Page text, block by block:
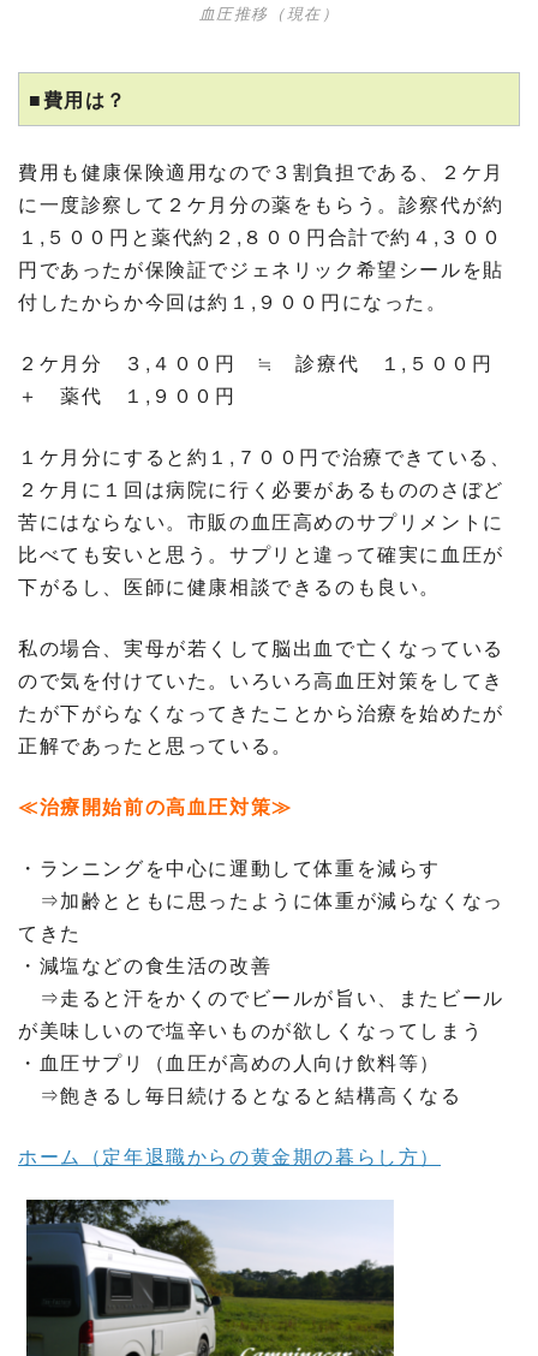
血圧推移（現在）
■費用は？
費用も健康保険適用なので３割負担である、２ケ月
に一度診察して２ケ月分の薬をもらう。診察代が約
１,５００円と薬代約２,８００円合計で約４,３００
円であったが保険証でジェネリック希望シールを貼
付したからか今回は約１,９００円になった。
２ケ月分 ３,４００円 ≒ 診療代 １,５００円
＋ 薬代 １,９００円
１ケ月分にすると約１,７００円で治療できている、
２ケ月に１回は病院に行く必要があるもののさぼど
苦にはならない。市販の血圧高めのサプリメントに
比べても安いと思う。サプリと違って確実に血圧が
下がるし、医師に健康相談できるのも良い。
私の場合、実母が若くして脳出血で亡くなっている
ので気を付けていた。いろいろ高血圧対策をしてき
たが下がらなくなってきたことから治療を始めたが
正解であったと思っている。
≪治療開始前の高血圧対策≫
・ランニングを中心に運動して体重を減らす
⇒加齢とともに思ったように体重が減らなくなっ
てきた
・減塩などの食生活の改善
⇒走ると汗をかくのでビールが旨い、またビール
が美味しいので塩辛いものが欲しくなってしまう
・血圧サプリ（血圧が高めの人向け飲料等）
⇒飽きるし毎日続けるとなると結構高くなる
ホーム（定年退職からの黄金期の暮らし方）